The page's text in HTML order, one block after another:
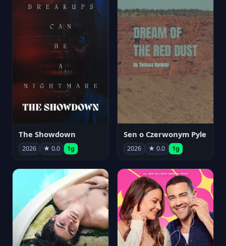
The Showdown
2026 ★ 0.0 1g
Sen o Czerwonym Pyle
2026 ★ 0.0 1g